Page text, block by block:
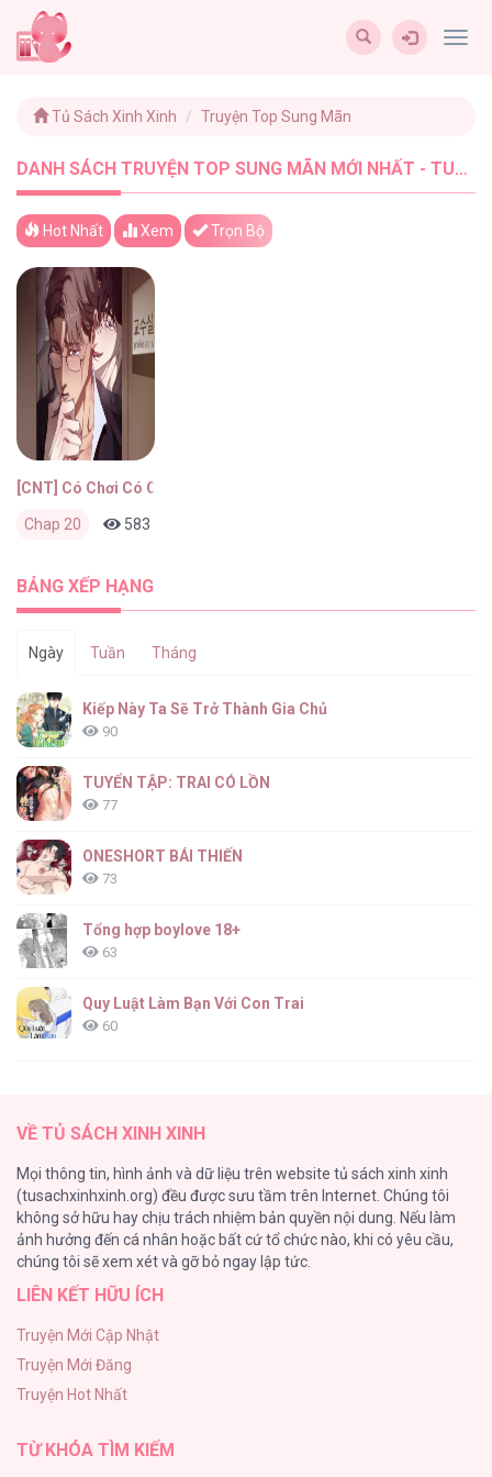
Tủ Sách Xinh Xinh Truyện Top Sung Mãn
DANH SÁCH TRUYỆN TOP SUNG MÃN MỚI NHẤT - TUSACHXINHXINH (1)
Hot Nhất Xem Trọn Bộ
[CNT] Có Chơi Có Chịu
Chap 20 583
BẢNG XẾP HẠNG
Ngày Tuần Tháng
Kiếp Này Ta Sẽ Trở Thành Gia Chủ
90
TUYỂN TẬP: TRAI CÓ LỒN
77
ONESHORT BÁI THIẾN
73
Tổng hợp boylove 18+
63
Quy Luật Làm Bạn Với Con Trai
60
50
Tuyển Tập Manhwa Ngắn Bạo Dăm
44
CẨN THẬN TRĂNG TRÒN THÁNG 3 ĐẤY
Con Tim Rung Động
41
VỀ TỦ SÁCH XINH XINH
Mọi thông tin, hình ảnh và dữ liệu trên website tủ sách xinh xinh
(tusachxinhxinh.org) đều được sưu tầm trên Internet. Chúng tôi
không sở hữu hay chịu trách nhiệm bản quyền nội dung. Nếu làm
ảnh hưởng đến cá nhân hoặc bất cứ tổ chức nào, khi có yêu cầu,
chúng tôi sẽ xem xét và gỡ bỏ ngay lập tức.
LIÊN KẾT HỮU ÍCH
Truyện Mới Cập Nhật
Truyện Mới Đăng
Truyện Hot Nhất
TỪ KHÓA TÌM KIẾM